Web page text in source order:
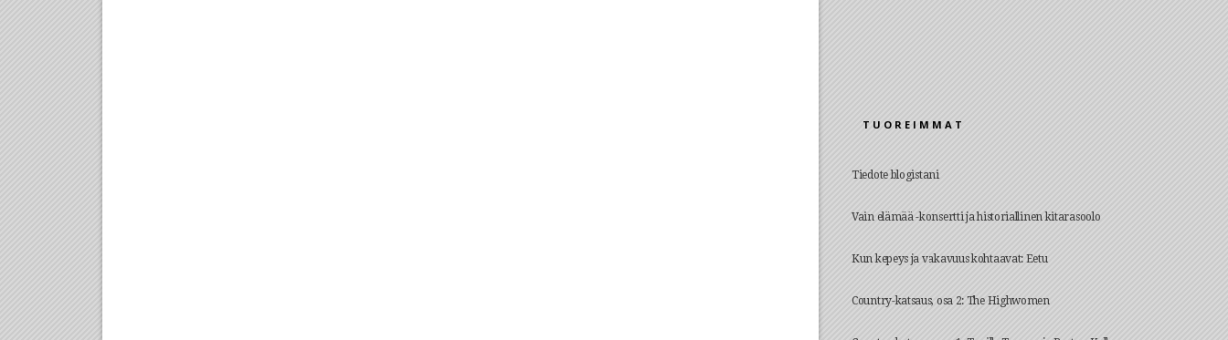
TUOREIMMAT
Tiedote blogistani
Vain elämää -konsertti ja historiallinen kitarasoolo
Kun kepeys ja vakavuus kohtaavat: Eetu
Country-katsaus, osa 2: The Highwomen